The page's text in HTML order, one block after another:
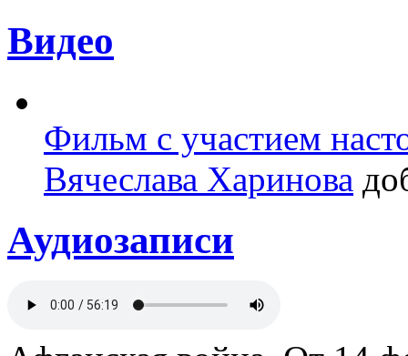
Видео
Фильм с участием
Вячеслава Харинова
Аудиозаписи